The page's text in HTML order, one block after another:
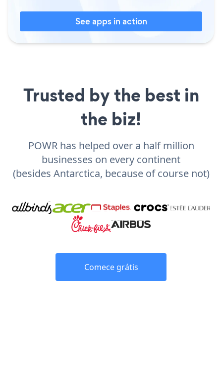
See apps in action
Trusted by the best in
the biz!
POWR has helped over a half million
businesses on every continent
(besides Antarctica, because of course not)
Comece grátis